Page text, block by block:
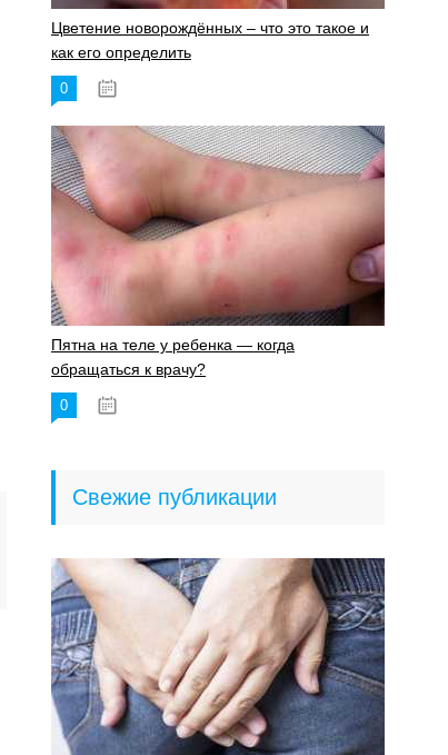
Цветение новорождённых – что это такое и
как его определить
0
Пятна на теле у ребенка — когда
обращаться к врачу?
0
Свежие публикации